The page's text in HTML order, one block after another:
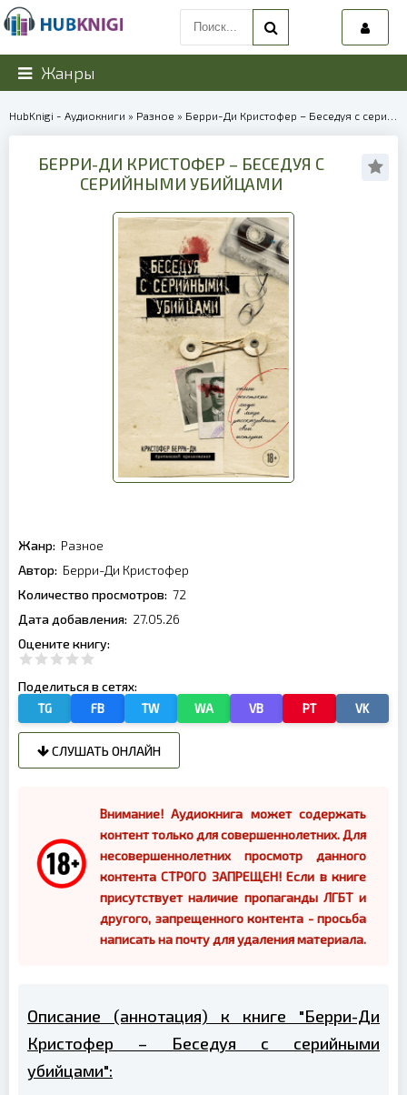
Жанры
HubKnigi - Аудиокниги » Разное » Берри-Ди Кристофер – Беседуя с серийными убийцами | 40067
БЕРРИ-ДИ КРИСТОФЕР – БЕСЕДУЯ С
СЕРИЙНЫМИ УБИЙЦАМИ
Жанр: Разное
Автор: Берри-Ди Кристофер
Количество просмотров: 72
Дата добавления: 27.05.26
Оцените книгу:
Поделиться в сетях:
TG FB TW WA VB PT VK
СЛУШАТЬ ОНЛАЙН
Внимание! Аудиокнига может содержать
контент только для совершеннолетних. Для
несовершеннолетних просмотр данного
контента СТРОГО ЗАПРЕЩЕН! Если в книге
присутствует наличие пропаганды ЛГБТ и
другого, запрещенного контента - просьба
написать на почту для удаления материала.
Описание (аннотация) к книге "Берри-Ди
Кристофер – Беседуя с серийными
убийцами":